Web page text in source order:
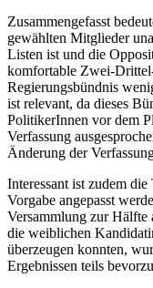
Zusammengefasst
gewählten Mitglieder
Listen ist und die
komfortable Zwei-
Regierungsbündnis
ist relevant, da dieses
PolitikerInnen vor dem
Verfassung
Änderung der
Interessant ist zudem die
Vorgabe angepasst
Versammlung zur Hälfte
die weiblichen
überzeugen konnten,
Ergebnissen teils